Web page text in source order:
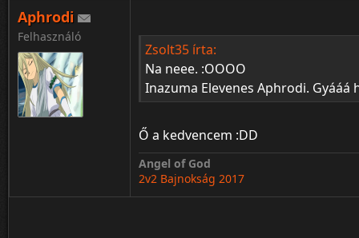
Aphrodi
Felhasználó
Zsolt35 írta:
Na neee. :OOOO
Inazuma Elevenes Aphrodi.
Ő a kedvencem :DD
Angel of God
2v2 Bajnokság 2017